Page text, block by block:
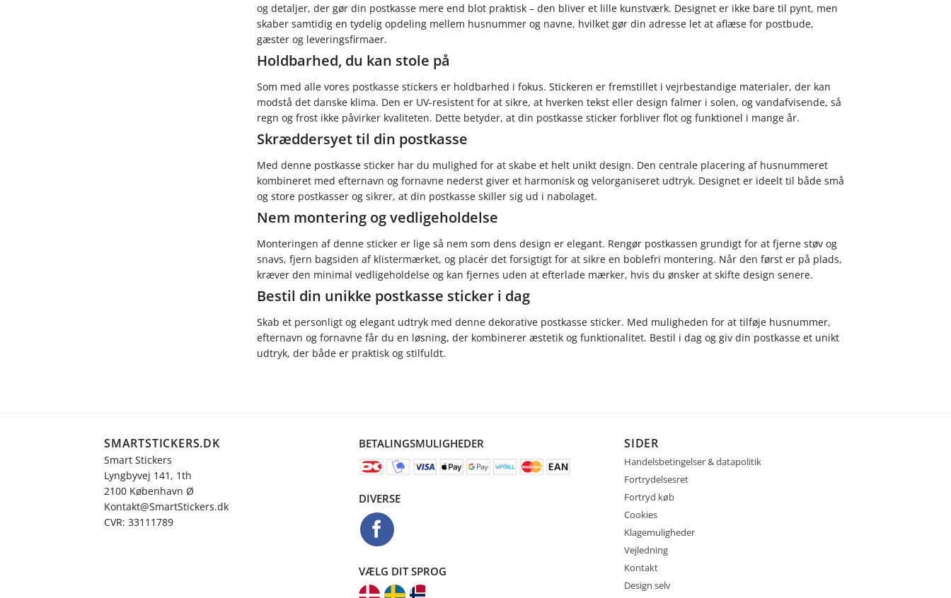
og detaljer, der gør din postkasse mere end blot praktisk – den bliver et lille kunstværk. Designet er ikke bare til pynt, men
skaber samtidig en tydelig opdeling mellem husnummer og navne, hvilket gør din adresse let at aflæse for postbude,
gæster og leveringsfirmaer.
Holdbarhed, du kan stole på
Som med alle vores postkasse stickers er holdbarhed i fokus. Stickeren er fremstillet i vejrbestandige materialer, der kan
modstå det danske klima. Den er UV-resistent for at sikre, at hverken tekst eller design falmer i solen, og vandafvisende, så
regn og frost ikke påvirker kvaliteten. Dette betyder, at din postkasse sticker forbliver flot og funktionel i mange år.
Skræddersyet til din postkasse
Med denne postkasse sticker har du mulighed for at skabe et helt unikt design. Den centrale placering af husnummeret
kombineret med efternavn og fornavne nederst giver et harmonisk og velorganiseret udtryk. Designet er ideelt til både små
og store postkasser og sikrer, at din postkasse skiller sig ud i nabolaget.
Nem montering og vedligeholdelse
Monteringen af denne sticker er lige så nem som dens design er elegant. Rengør postkassen grundigt for at fjerne støv og
snavs, fjern bagsiden af klistermærket, og placér det forsigtigt for at sikre en boblefri montering. Når den først er på plads,
kræver den minimal vedligeholdelse og kan fjernes uden at efterlade mærker, hvis du ønsker at skifte design senere.
Bestil din unikke postkasse sticker i dag
Skab et personligt og elegant udtryk med denne dekorative postkasse sticker. Med muligheden for at tilføje husnummer,
efternavn og fornavne får du en løsning, der kombinerer æstetik og funktionalitet. Bestil i dag og giv din postkasse et unikt
udtryk, der både er praktisk og stilfuldt.
SMARTSTICKERS.DK
Smart Stickers
Lyngbyvej 141, 1th
2100 København Ø
Kontakt@SmartStickers.dk
CVR: 33111789
BETALINGSMULIGHEDER
DIVERSE
VÆLG DIT SPROG
SIDER
Handelsbetingelser & datapolitik
Fortrydelsesret
Fortryd køb
Cookies
Klagemuligheder
Vejledning
Kontakt
Design selv